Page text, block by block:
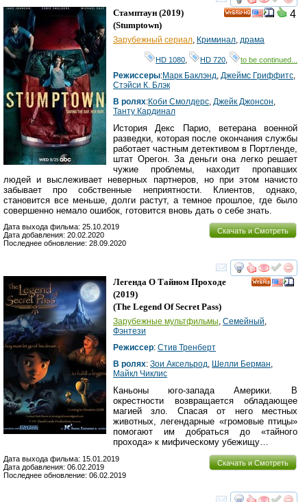
смотреть
4
Стамптаун (2019)
(Stumptown)
Зарубежный сериал Криминал драма
HD 1080 HD 720 to be continued...
Режиссеры:Марк Баклэнд Джеймс Гриффитс
Стэйси К. Блэк
В ролях:Коби Смолдерс Джейк Джонсон
Танту Кардинал
История Декс Парио, ветерана военной
разведки, которая после окончания службы
работает частным детективом в Портленде,
штат Орегон. За деньги она легко решает
чужие проблемы, находит пропавших
людей и выслеживает неверных партнеров, но при этом начисто
забывает про собственные неприятности. Клиентов, однако,
становится все меньше, долги растут, а темное прошлое, где было
совершенно немало ошибок, готовится вновь дать о себе знать.
Скачать и Смотреть
Дата выхода фильма: 25.10.2019
Дата добавления: 20.02.2020
Последнее обновление: 28.09.2020
смотреть
Легенда О Тайном Проходе
(2019)
(The Legend Of Secret Pass)
Зарубежные мультфильмы, Семейный,
Фэнтези
Режиссер: Стив Тренберт
В ролях: Зои Аксельрод, Шелли Берман,
Майкл Чиклис
Каньоны юго-запада Америки. В
окрестности возвращается обладающее
магией зло. Спасая от него местных
животных, легендарные «громовые птицы»
помогают им добраться до «тайного
прохода» к мифическому убежищу…
Скачать и Смотреть
Дата выхода фильма: 15.01.2019
Дата добавления: 06.02.2019
Последнее обновление: 06.02.2019